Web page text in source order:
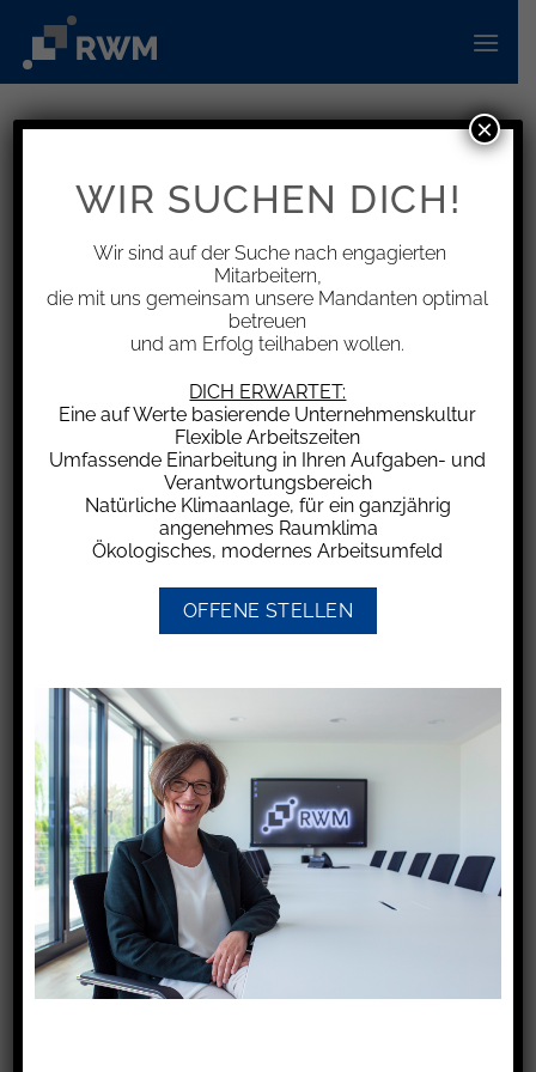
Inhalt
springen
Verbraucherpreisindex
Verbraucherpreisindex (2020 = 100)
123,0 Oktober
122,6 September
122,3 August
121,8 Mai
120,8 Februar
120,5 Dezember
119,9 November
Ältere Verbraucherpreisindizes finden Sie im
Internet unter:
http://www.destatis.de – Konjunkturindikatoren
– Verbraucherpreise
WIR SUCHEN DICH!
Wir sind auf der Suche nach engagierten
Mitarbeitern,
die mit uns gemeinsam unsere Mandanten optimal
betreuen
und am Erfolg teilhaben wollen.
DICH ERWARTET:
Eine auf Werte basierende Unternehmenskultur
Flexible Arbeitszeiten
Umfassende Einarbeitung in Ihren Aufgaben- und
Verantwortungsbereich
Natürliche Klimaanlage, für ein ganzjährig
angenehmes Raumklima
Ökologisches, modernes Arbeitsumfeld
OFFENE STELLEN
×